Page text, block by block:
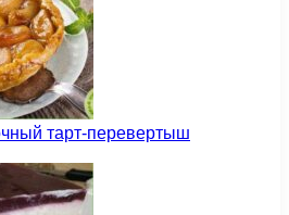
тарт-перевертыш